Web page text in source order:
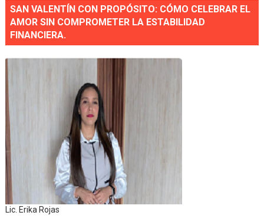
SAN VALENTÍN CON PROPÓSITO: CÓMO CELEBRAR EL
AMOR SIN COMPROMETER LA ESTABILIDAD
FINANCIERA.
Lic. Erika Rojas